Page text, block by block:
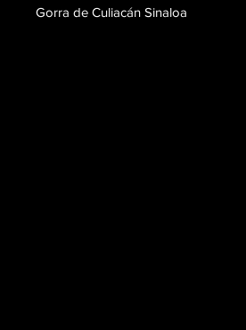
Gorra de Culiacán Sinaloa